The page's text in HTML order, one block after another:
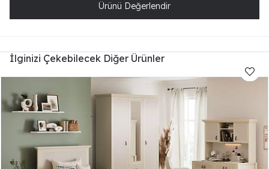
Ürünü Değerlendir
İlginizi Çekebilecek Diğer Ürünler